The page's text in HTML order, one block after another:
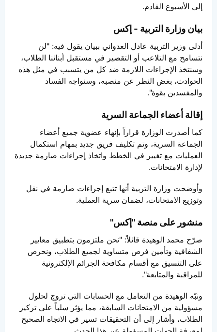
إلى الأسبوع القادم.
بيان وزارة التربية - إكس
أدلى وزير التربية عادل العدواني ببيان يقول فيه: "لن
نتسامح مع التلاعب أو التقصير في مستقبل أبنائنا الطلاب،
وسنتخذ الإجراءات اللازمة ضد كل من يتسبب في مثل هذه
الحوادث، بغض النظر عن منصبه، وسنواجه الفساد
والمفسدين بقوة".
إقالة أعضاء الجماعة السرية
كما أصدرت الوزارة قراراً بإنهاء عضوية جميع أعضاء
الجماعة السرية، وتم تكليف فريق جديد بمهام استكمال
العمليات مع تغيير في الخطط واتخاذ إجراءات صارمة جديدة
لإدارة الامتحانات.
وأوضحت وزارة التربية أنها تتبع إجراءات صارمة في نقل
وتوزيع الامتحانات، لضمان سرية العملية.
منشور على منصة "إكس"
صرّح محمد الوهيدة قائلاً: "نحن ملتزمون بتطبيق معايير
الشفافية وتأمين فرص متساوية لجميع الطلاب، ونحرص
على التنسيق مع أقسام مكافحة الجرائم الإلكترونية
للمراقبة والمتابعة".
ونبّه الوهيدة من التعامل مع الحسابات التي تروج لحلول
مسؤولية من الامتحانات السابقة، مما يؤثر سلباً على تركيز
الطلاب، وأشار إلى أن التحقيقات تسير في الاتجاه الصحيح